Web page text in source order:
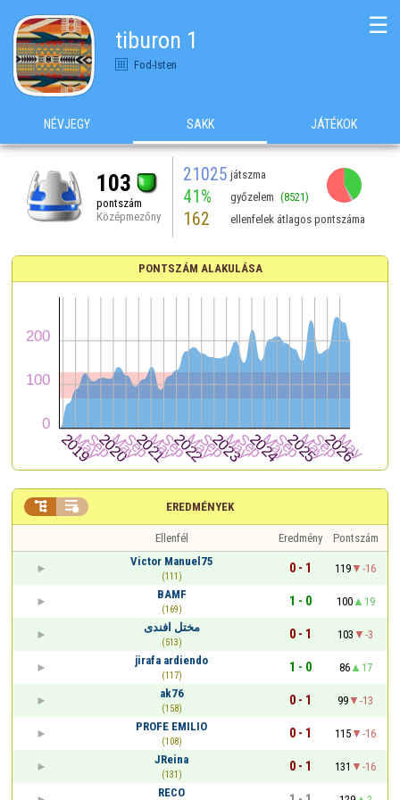
tiburon 1
Fod-Isten
☰
NÉVJEGY SAKK JÁTÉKOK
103
pontszám
Középmezőny
21025 játszma
41% győzelem (8521)
162 ellenfelek átlagos pontszáma
PONTSZÁM ALAKULÁSA
EREDMÉNYEK
 
Ellenfél Eredmény
Pontszám
Victor Manuel75
(111)
0 - 1 119
-16
BAMF
(169)
1 - 0 100
19
مختل افندى
(513)
0 - 1 103
-3
jirafa ardiendo
(117)
1 - 0 86
17
ak76
(158)
0 - 1 99
-13
PROFE EMILIO
(108)
0 - 1 115
-16
JReina
(131)
0 - 1 131
-16
RECO